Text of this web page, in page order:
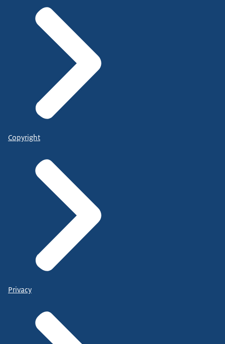
Copyright
Privacy